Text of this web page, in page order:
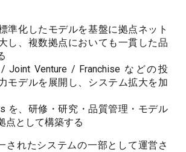
準化したモデルを基盤に拠点ネット
し、複数拠点においても一貫した品
/ Joint Venture / Franchise などの投
モデルを展開し、システム拡大を加
を、研修・研究・品質管理・モデル
点として構築する
されたシステムの一部として運営さ